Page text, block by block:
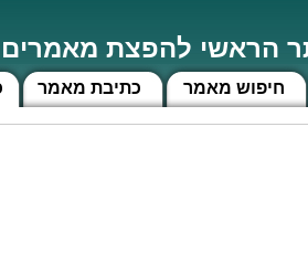
הראשי להפצת מאמרים
כתיבת מאמר חיפוש מאמר